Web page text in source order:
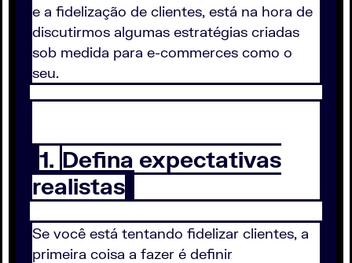
e a fidelização de clientes, está na hora de
discutirmos algumas estratégias criadas
sob medida para e-commerces como o
seu.
1. Defina expectativas
realistas
Se você está tentando fidelizar clientes, a
primeira coisa a fazer é definir